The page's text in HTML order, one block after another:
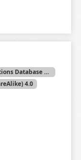
Rekihaku Collection Database (Collections Database of the National Museum of Japanese History)
4.0